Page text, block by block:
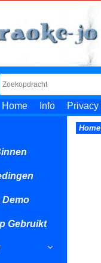
Home Info Privacy
Demo
Gebruikt
Home